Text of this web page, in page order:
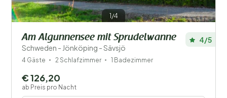
1/4
Am Algunnensee mit Sprudelwanne
Schweden - Jönköping - Sävsjö
4/5
4 Gäste 2 Schlafzimmer 1 Badezimmer
€ 126,20
ab Preis pro Nacht